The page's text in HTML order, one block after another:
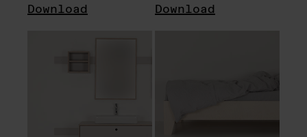
Download Download